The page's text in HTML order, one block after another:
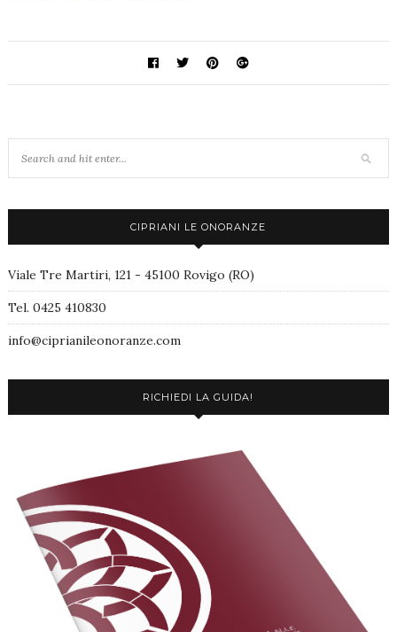
CIPRIANI LE ONORANZE
Viale Tre Martiri, 121 - 45100 Rovigo (RO)
Tel. 0425 410830
info@ciprianileonoranze.com
RICHIEDI LA GUIDA!